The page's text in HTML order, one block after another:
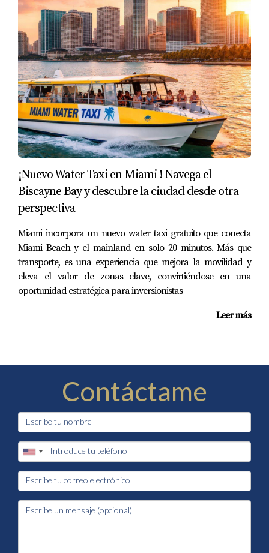
¡Nuevo Water Taxi en Miami ! Navega el
Biscayne Bay y descubre la ciudad desde otra
perspectiva
Miami incorpora un nuevo water taxi gratuito que conecta
Miami Beach y el mainland en solo 20 minutos. Más que
transporte, es una experiencia que mejora la movilidad y
eleva el valor de zonas clave, convirtiéndose en una
oportunidad estratégica para inversionistas
Leer más
Contáctame